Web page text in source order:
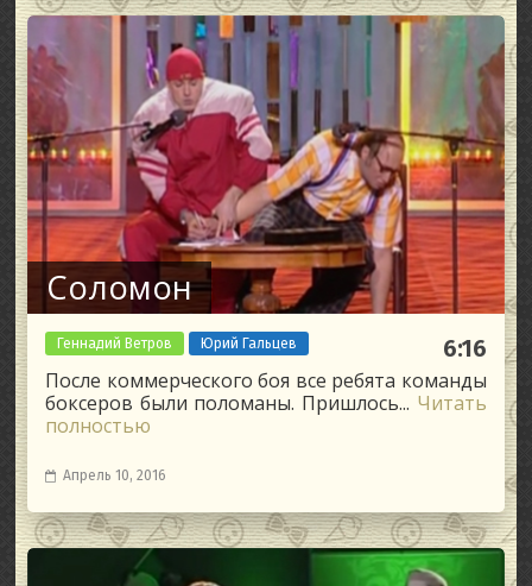
Соломон
Геннадий Ветров Юрий Гальцев 6:16
После коммерческого боя все ребята команды
боксеров были поломаны. Пришлось... Читать
полностью
Апрель 10, 2016